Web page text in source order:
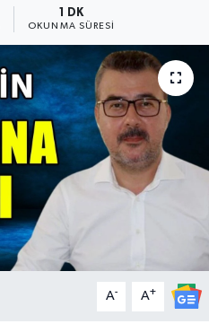
1 DK
OKUNMA SÜRESI
A- A+